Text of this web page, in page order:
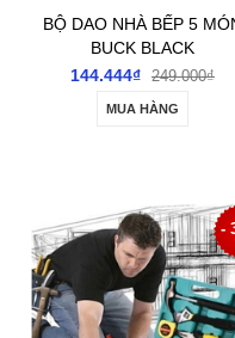
BỘ DAO NHÀ BẾP 5
BUCK BLACK
144.444₫ 249.000₫
MUA HÀNG
-